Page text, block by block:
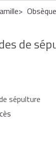
de
sépulture